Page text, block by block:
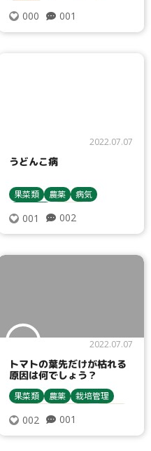
000 001
2022.07.07
うどんこ病
果菜類 農薬
病気
うどんこ病
カボチャ
001 002
2022.07.07
トマトの葉先だけが枯れる
原因は何でしょう？
果菜類 農薬
栽培管理
追肥002 001